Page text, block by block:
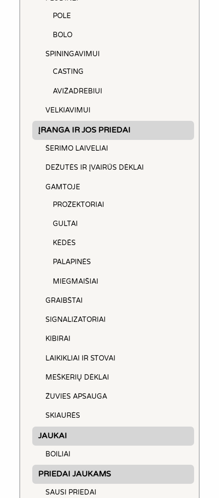
POLE
BOLO
SPININGAVIMUI
CASTING
AVIŽADREBIUI
VELKIAVIMUI
ĮRANGA IR JOS PRIEDAI
ŠERIMO LAIVELIAI
DEŽUTĖS IR ĮVAIRŪS DĖKLAI
GAMTOJE
PROŽEKTORIAI
GULTAI
KĖDĖS
PALAPINĖS
MIEGMAIŠIAI
GRAIBŠTAI
SIGNALIZATORIAI
KIBIRAI
LAIKIKLIAI IR STOVAI
MEŠKERIŲ DĖKLAI
ŽUVIES APSAUGA
SKIAURĖS
JAUKAI
BOILIAI
PRIEDAI JAUKAMS
SAUSI PRIEDAI